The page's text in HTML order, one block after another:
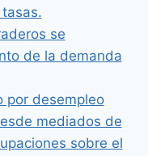
se
de la demanda
por desempleo
mediados de
sobre el